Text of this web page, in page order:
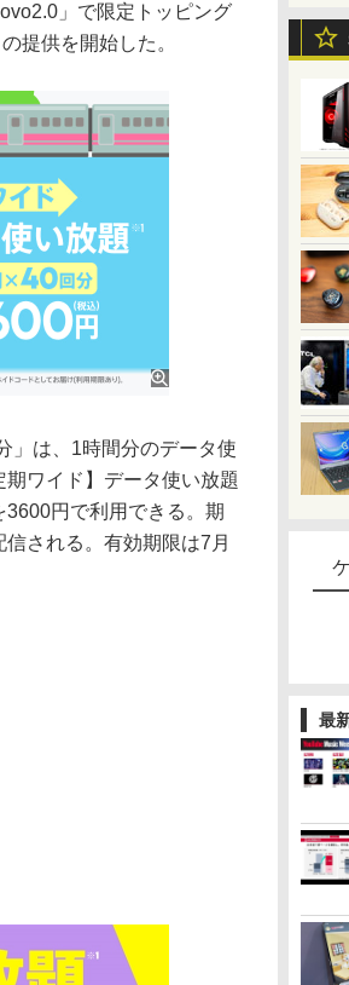
最
」で限定トッピング
提供を開始した。
」は、1時間分のデータ使
ワイド】データ使い放題
3600円で利用できる。期
される。有効期限は7月